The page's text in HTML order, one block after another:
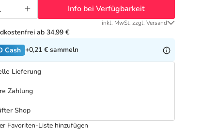
Info bei Verfügbarkeit
inkl. MwSt. zzgl. Versand
ab 34,99 €
Cash +0,21 € sammeln
Lieferung
Zahlung
Shop
Favoriten-Liste hinzufügen